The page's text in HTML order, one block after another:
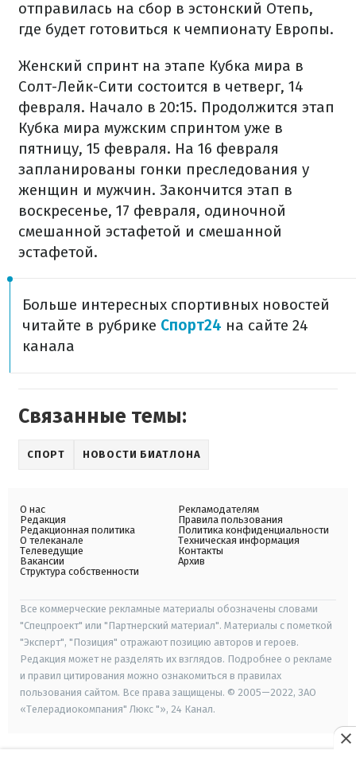
отправилась на сбор в эстонский Отепь,
где будет готовиться к чемпионату Европы.
Женский спринт на этапе Кубка мира в
Солт-Лейк-Сити состоится в четверг, 14
февраля. Начало в 20:15. Продолжится этап
Кубка мира мужским спринтом уже в
пятницу, 15 февраля. На 16 февраля
запланированы гонки преследования у
женщин и мужчин. Закончится этап в
воскресенье, 17 февраля, одиночной
смешанной эстафетой и смешанной
эстафетой.
Больше интересных спортивных новостей
читайте в рубрике Спорт24 на сайте 24
канала
Связанные темы:
СПОРТ НОВОСТИ БИАТЛОНА
О нас
Редакция
Редакционная политика
О телеканале
Телеведущие
Вакансии
Структура собственности
Рекламодателям
Правила пользования
Политика конфиденциальности
Техническая информация
Контакты
Архив
Все коммерческие рекламные материалы обозначены словами
"Спецпроект" или "Партнерский материал". Материалы с пометкой
"Эксперт", "Позиция" отражают позицию авторов и героев.
Редакция может не разделять их взглядов. Подробнее о рекламе
и правил цитирования можно ознакомиться в правилах
пользования сайтом. Все права защищены. © 2005—2022, ЗАО
«Телерадиокомпания" Люкс "», 24 Канал.